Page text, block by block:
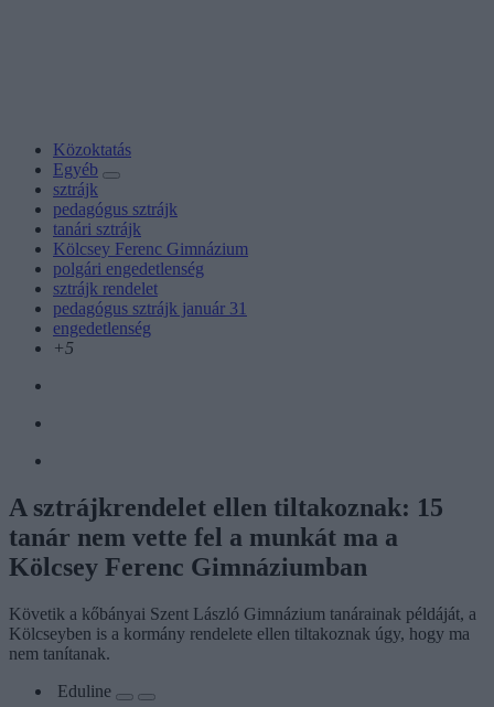
Közoktatás
Egyéb
sztrájk
pedagógus sztrájk
tanári sztrájk
Kölcsey Ferenc Gimnázium
polgári engedetlenség
sztrájk rendelet
pedagógus sztrájk január 31
engedetlenség
+5
A sztrájkrendelet ellen tiltakoznak: 15
tanár nem vette fel a munkát ma a
Kölcsey Ferenc Gimnáziumban
Követik a kőbányai Szent László Gimnázium tanárainak példáját, a
Kölcseyben is a kormány rendelete ellen tiltakoznak úgy, hogy ma
nem tanítanak.
Eduline